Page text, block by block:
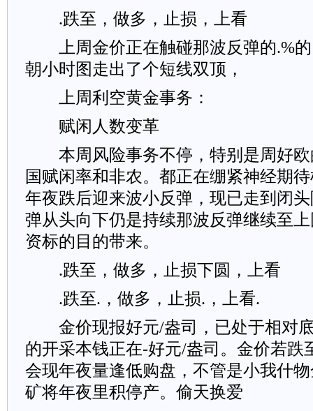
.跌至，做多，止损，上看
上周金价正在触碰那波反弹的.%的
朝小时图走出了个短线双顶，
上周利空黄金事务：
赋闲人数变革
本周风险事务不停，特别是周好欧
国赋闲率和非农。都正在绷紧神经期
年夜跌后迎来波小反弹，现已走到闭
弹从头向下仍是持续那波反弹继续至
资标的目的带来。
.跌至，做多，止损下圆，上看
.跌至.，做多，止损.，上看.
金价现报好元/盎司，已处于相对
的开采本钱正在-好元/盎司。金价若跌
会现年夜量逢低购盘，不管是小我什
矿将年夜里积停产。偷天换爱